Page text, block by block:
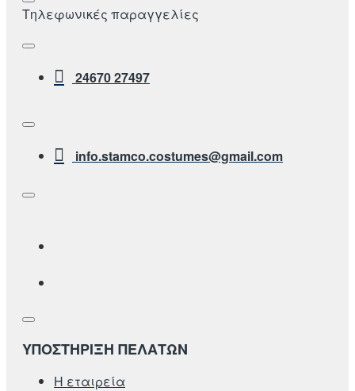
Τηλεφωνικές παραγγελίες
24670 27497
info.stamco.costumes@gmail.com
ΥΠΟΣΤΗΡΙΞΗ ΠΕΛΑΤΩΝ
Η εταιρεία